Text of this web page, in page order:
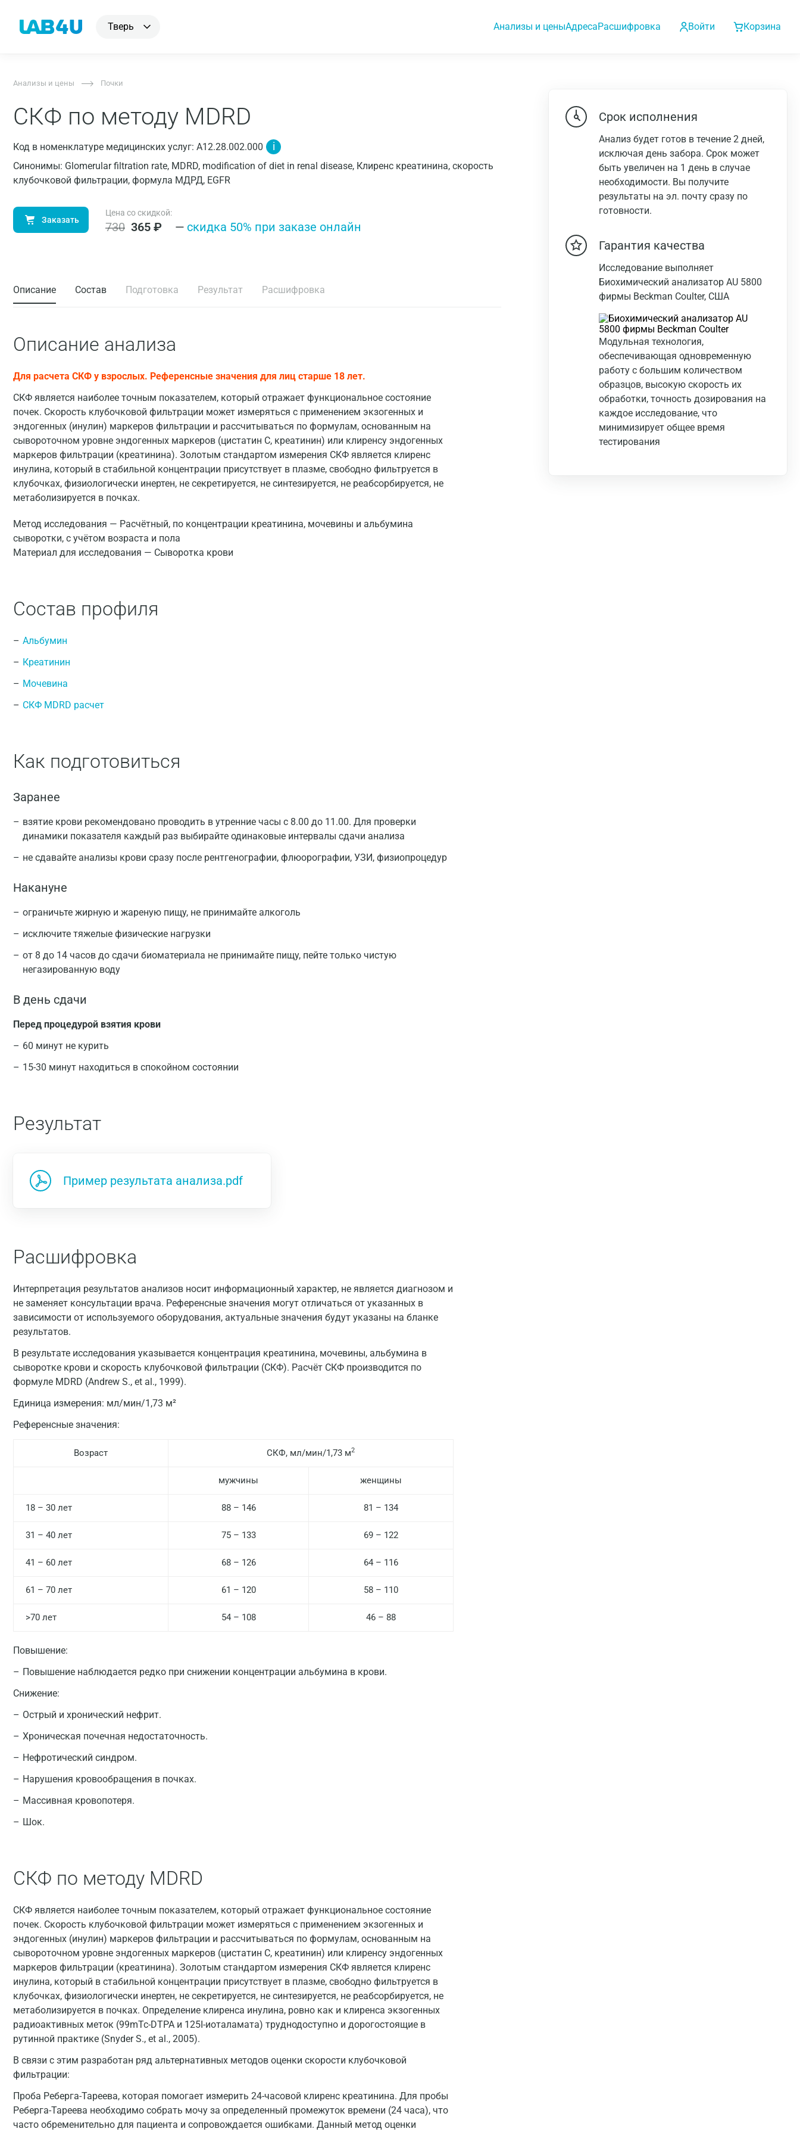
Тверь Анализы и ценыАдресаРасшифровка Войти Корзина
Анализы и цены Почки
СКФ по методу MDRD
Код в номенклатуре медицинских услуг: A12.28.002.000 i
Синонимы: Glomerular filtration rate, MDRD, modification of diet in renal disease, Клиренс креатинина, скорость
клубочковой фильтрации, формула МДРД, EGFR
Заказать
Цена со скидкой:
730 365 ₽ — cкидка 50% при заказе онлайн
Описание Состав Подготовка Результат Расшифровка
Описание анализа
Для расчета СКФ у взрослых. Референсные значения для лиц старше 18 лет.
СКФ является наиболее точным показателем, который отражает функциональное состояние
почек. Скорость клубочковой фильтрации может измеряться с применением экзогенных и
эндогенных (инулин) маркеров фильтрации и рассчитываться по формулам, основанным на
сывороточном уровне эндогенных маркеров (цистатин С, креатинин) или клиренсу эндогенных
маркеров фильтрации (креатинина). Золотым стандартом измерения СКФ является клиренс
инулина, который в стабильной концентрации присутствует в плазме, свободно фильтруется в
клубочках, физиологически инертен, не секретируется, не синтезируется, не реабсорбируется, не
метаболизируется в почках.
Метод исследования — Расчётный, по концентрации креатинина, мочевины и альбумина
сыворотки, с учётом возраста и пола
Материал для исследования — Сыворотка крови
Состав профиля
Альбумин
Креатинин
Мочевина
СКФ MDRD расчет
Как подготовиться
Заранее
взятие крови рекомендовано проводить в утренние часы с 8.00 до 11.00. Для проверки
динамики показателя каждый раз выбирайте одинаковые интервалы сдачи анализа
не сдавайте анализы крови сразу после рентгенографии, флюорографии, УЗИ, физиопроцедур
Накануне
ограничьте жирную и жареную пищу, не принимайте алкоголь
исключите тяжелые физические нагрузки
от 8 до 14 часов до сдачи биоматериала не принимайте пищу, пейте только чистую
негазированную воду
В день сдачи
Перед процедурой взятия крови
60 минут не курить
15-30 минут находиться в спокойном состоянии
Результат
Пример результата анализа.pdf
Расшифровка
Интерпретация результатов анализов носит информационный характер, не является диагнозом и
не заменяет консультации врача. Референсные значения могут отличаться от указанных в
зависимости от используемого оборудования, актуальные значения будут указаны на бланке
результатов.
В результате исследования указывается концентрация креатинина, мочевины, альбумина в
сыворотке крови и скорость клубочковой фильтрации (СКФ). Расчёт СКФ производится по
формуле MDRD (Andrew S., et al., 1999).
Единица измерения: мл/мин/1,73 м²
Референсные значения:
Возраст СКФ, мл/мин/1,73 м2
мужчины женщины
18 – 30 лет 88 – 146 81 – 134
31 – 40 лет 75 – 133 69 – 122
41 – 60 лет 68 – 126 64 – 116
61 – 70 лет 61 – 120 58 – 110
>70 лет 54 – 108 46 – 88
Повышение:
Повышение наблюдается редко при снижении концентрации альбумина в крови.
Снижение:
Острый и хронический нефрит.
Хроническая почечная недостаточность.
Нефротический синдром.
Нарушения кровообращения в почках.
Массивная кровопотеря.
Шок.
СКФ по методу MDRD
СКФ является наиболее точным показателем, который отражает функциональное состояние
почек. Скорость клубочковой фильтрации может измеряться с применением экзогенных и
эндогенных (инулин) маркеров фильтрации и рассчитываться по формулам, основанным на
сывороточном уровне эндогенных маркеров (цистатин С, креатинин) или клиренсу эндогенных
маркеров фильтрации (креатинина). Золотым стандартом измерения СКФ является клиренс
инулина, который в стабильной концентрации присутствует в плазме, свободно фильтруется в
клубочках, физиологически инертен, не секретируется, не синтезируется, не реабсорбируется, не
метаболизируется в почках. Определение клиренса инулина, ровно как и клиренса экзогенных
радиоактивных меток (99mTc-DTPA и 125I-иоталамата) труднодоступно и дорогостоящие в
рутинной практике (Snyder S., et al., 2005).
В связи с этим разработан ряд альтернативных методов оценки скорости клубочковой
фильтрации:
Проба Реберга-Тареева, которая помогает измерить 24-часовой клиренс креатинина. Для пробы
Реберга-Тареева необходимо собрать мочу за определенный промежуток времени (24 часа), что
часто обременительно для пациента и сопровождается ошибками. Данный метод оценки
Срок исполнения
Анализ будет готов в течение 2 дней,
исключая день забора. Срок может
быть увеличен на 1 день в случае
необходимости. Вы получите
результаты на эл. почту сразу по
готовности.
Гарантия качества
Исследование выполняет
Биохимический анализатор AU 5800
фирмы Beckman Coulter, США
Модульная технология,
обеспечивающая одновременную
работу с большим количеством
образцов, высокую скорость их
обработки, точность дозирования на
каждое исследование, что
минимизирует общее время
тестирования
Москва
Санкт-Петербург
Казань
Астрахань
Вологда
Екатеринбург
Жуковский
Звенигород
Зеленоград
Иваново
Ижевск
Йошкар-Ола
Калининград